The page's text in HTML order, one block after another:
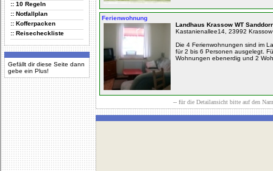
:: 10 Regeln
:: Notfallplan
:: Kofferpacken
:: Reisecheckliste
Gefällt dir diese Seite dann
gebe ein Plus!
Ferienwohnung
Landhaus Krassow WT
Kastanienallee14, 23992 Krassow
Die 4 Ferienwohnungen sind im
für 2 bis 6 Personen ausgelegt.
Wohnungen ebenerdig und 2
-- für die Detailansicht bitte auf den